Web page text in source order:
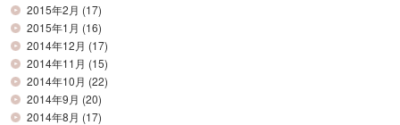
2015年2月 (17)
2015年1月 (16)
2014年12月 (17)
2014年11月 (15)
2014年10月 (22)
2014年9月 (20)
2014年8月 (17)